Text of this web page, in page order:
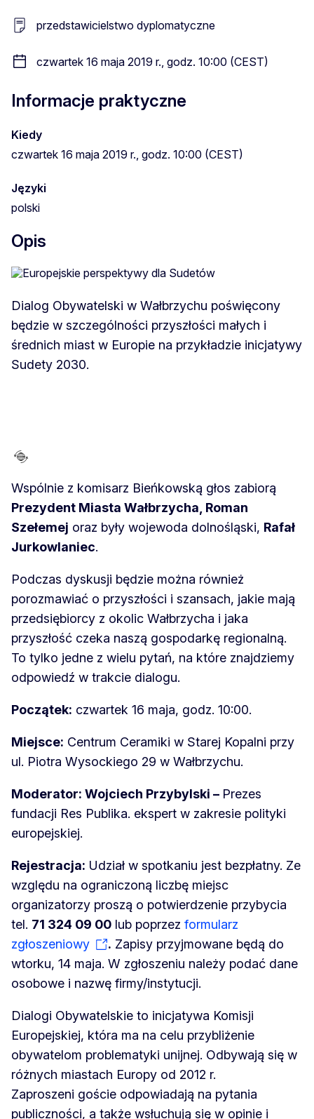
przedstawicielstwo dyplomatyczne
czwartek 16 maja 2019 r., godz. 10:00 (CEST)
Informacje praktyczne
Kiedy
czwartek 16 maja 2019 r., godz. 10:00 (CEST)
Języki
polski
Opis
Dialog Obywatelski w Wałbrzychu poświęcony
będzie w szczególności przyszłości małych i
średnich miast w Europie na przykładzie inicjatywy
Sudety 2030.
Wspólnie z komisarz Bieńkowską głos zabiorą
Prezydent Miasta Wałbrzycha, Roman
Szełemej oraz były wojewoda dolnośląski, Rafał
Jurkowlaniec.
Podczas dyskusji będzie można również
porozmawiać o przyszłości i szansach, jakie mają
przedsiębiorcy z okolic Wałbrzycha i jaka
przyszłość czeka naszą gospodarkę regionalną.
To tylko jedne z wielu pytań, na które znajdziemy
odpowiedź w trakcie dialogu.
Początek: czwartek 16 maja, godz. 10:00.
Miejsce: Centrum Ceramiki w Starej Kopalni przy
ul. Piotra Wysockiego 29 w Wałbrzychu.
Moderator: Wojciech Przybylski – Prezes
fundacji Res Publika. ekspert w zakresie polityki
europejskiej.
Rejestracja: Udział w spotkaniu jest bezpłatny. Ze
względu na ograniczoną liczbę miejsc
organizatorzy proszą o potwierdzenie przybycia
tel. 71 324 09 00 lub poprzez formularz
zgłoszeniowy
. Zapisy przyjmowane będą do
wtorku, 14 maja. W zgłoszeniu należy podać dane
osobowe i nazwę firmy/instytucji.
Dialogi Obywatelskie to inicjatywa Komisji
Europejskiej, która ma na celu przybliżenie
obywatelom problematyki unijnej. Odbywają się w
różnych miastach Europy od 2012 r.
Zaproszeni goście odpowiadają na pytania
publiczności, a także wsłuchują się w opinie i